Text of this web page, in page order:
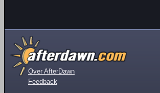
Over AfterDawn
Feedback